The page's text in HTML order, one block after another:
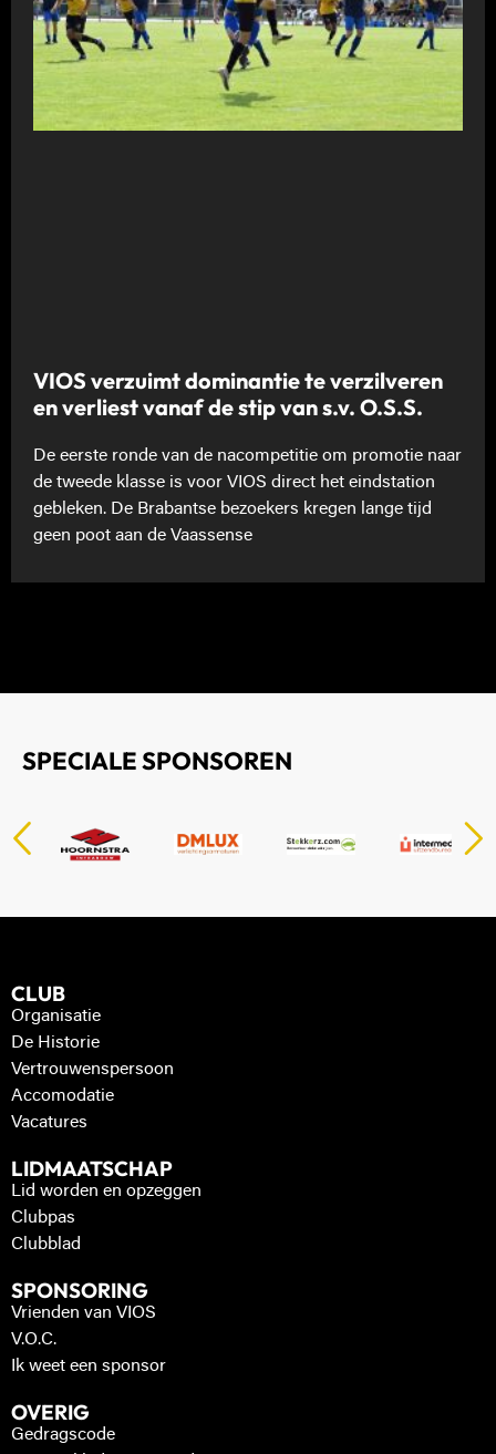
VIOS verzuimt dominantie te verzilveren
en verliest vanaf de stip van s.v. O.S.S.
De eerste ronde van de nacompetitie om promotie naar
de tweede klasse is voor VIOS direct het eindstation
gebleken. De Brabantse bezoekers kregen lange tijd
geen poot aan de Vaassense
SPECIALE SPONSOREN
CLUB
Organisatie
De Historie
Vertrouwenspersoon
Accomodatie
Vacatures
LIDMAATSCHAP
Lid worden en opzeggen
Clubpas
Clubblad
SPONSORING
Vrienden van VIOS
V.O.C.
Ik weet een sponsor
OVERIG
Gedragscode